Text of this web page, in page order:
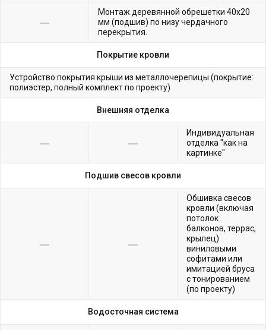
Монтаж деревянной обрешетки 40х20
мм (подшив) по низу чердачного
перекрытия.
Покрытие кровли
Устройство покрытия крыши из металлочерепицы (покрытие:
полиэстер, полный комплект по проекту)
Внешняя отделка
Индивидуальная
отделка "как на
картинке"
Подшив свесов кровли
Обшивка свесов
кровли (включая
потолок
балконов, террас,
крылец)
виниловыми
софитами или
имитацией бруса
с тонированием
(по проекту)
Водосточная система